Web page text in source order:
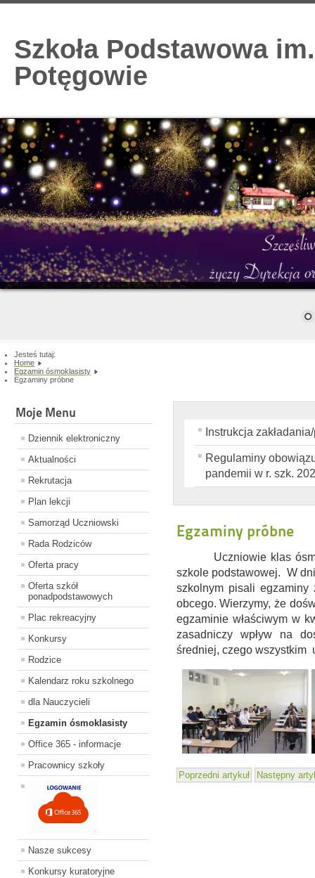
Szkoła Podstawowa
Potęgowie
Jesteś tutaj:
Home
Egzamin ósmoklasisty
Egzaminy próbne
Moje Menu
Dziennik elektroniczny
Aktualności
Rekrutacja
Plan lekcji
Samorząd Uczniowski
Rada Rodziców
Oferta pracy
Oferta szkół
ponadpodstawowych
Plac rekreacyjny
Konkursy
Rodzice
Kalendarz roku szkolnego
dla Nauczycieli
Egzamin ósmoklasisty
Office 365 - informacje
Pracownicy szkoły
Nasze sukcesy
Konkursy kuratoryjne
Instrukcja
Regulaminy
pandemii w r. szk.
Egzaminy próbne
Uczniowie klas
szkole podstawowej. W
szkolnym pisali
obcego. Wierzymy, że
egzaminie właściwym w
zasadniczy wpływ na
średniej, czego wszystkim
Poprzedni artykuł Następny